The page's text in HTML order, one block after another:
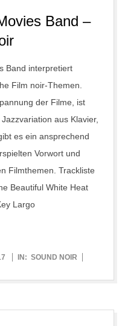
Band –
Band interpretiert
Film noir-Themen.
der Filme, ist
aus Klavier,
es ein ansprechend
Vorwort und
Filmthemen. Trackliste
Beautiful White Heat
Largo
IN: SOUND NOIR